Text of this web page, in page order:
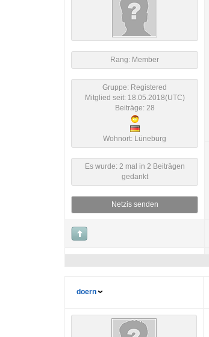
Rang: Member
Gruppe: Registered
Mitglied seit: 18.05.2018(UTC)
Beiträge: 28
Wohnort: Lüneburg
Es wurde: 2 mal in 2 Beiträgen
gedankt
Netzis senden
doern